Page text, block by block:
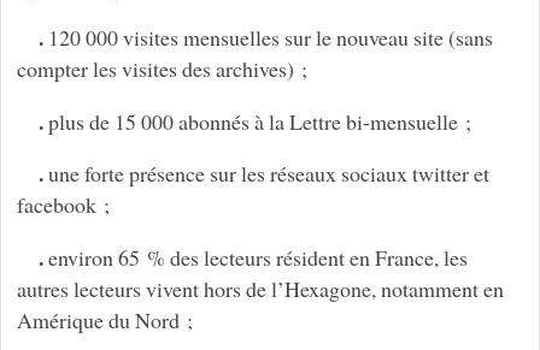
.120 000 visites mensuelles sur le nouveau site (sans
compter les visites des archives) ;
.plus de 15 000 abonnés à la Lettre bi-mensuelle ;
.une forte présence sur les réseaux sociaux twitter et
facebook ;
.environ 65 % des lecteurs résident en France, les
autres lecteurs vivent hors de l’Hexagone, notamment en
Amérique du Nord ;